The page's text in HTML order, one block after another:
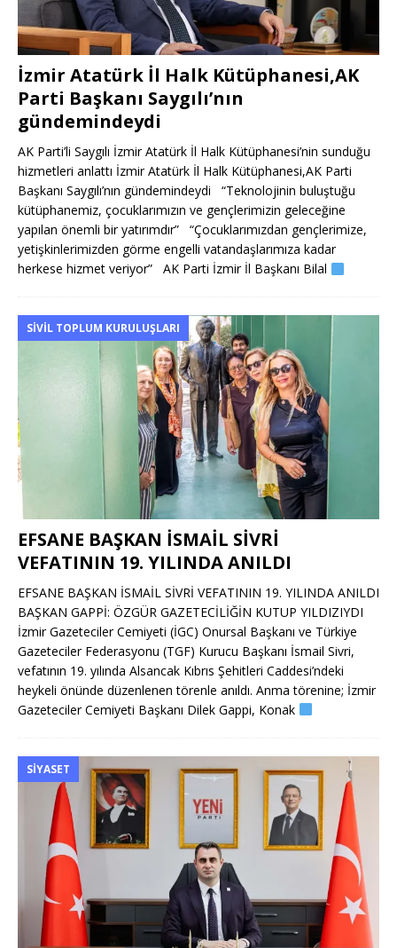
İzmir Atatürk İl Halk Kütüphanesi,AK
Parti Başkanı Saygılı’nın
gündemindeydi
AK Parti’li Saygılı İzmir Atatürk İl Halk Kütüphanesi’nin sunduğu
hizmetleri anlattı İzmir Atatürk İl Halk Kütüphanesi,AK Parti
Başkanı Saygılı’nın gündemindeydi “Teknolojinin buluştuğu
kütüphanemiz, çocuklarımızın ve gençlerimizin geleceğine
yapılan önemli bir yatırımdır” “Çocuklarımızdan gençlerimize,
yetişkinlerimizden görme engelli vatandaşlarımıza kadar
herkese hizmet veriyor” AK Parti İzmir İl Başkanı Bilal
SIVIL TOPLUM KURULUŞLARI
EFSANE BAŞKAN İSMAİL SİVRİ
VEFATININ 19. YILINDA ANILDI
EFSANE BAŞKAN İSMAİL SİVRİ VEFATININ 19. YILINDA ANILDI
BAŞKAN GAPPİ: ÖZGÜR GAZETECİLİĞİN KUTUP YILDIZIYDI
İzmir Gazeteciler Cemiyeti (İGC) Onursal Başkanı ve Türkiye
Gazeteciler Federasyonu (TGF) Kurucu Başkanı İsmail Sivri,
vefatının 19. yılında Alsancak Kıbrıs Şehitleri Caddesi’ndeki
heykeli önünde düzenlenen törenle anıldı. Anma törenine; İzmir
Gazeteciler Cemiyeti Başkanı Dilek Gappi, Konak
SIYASET